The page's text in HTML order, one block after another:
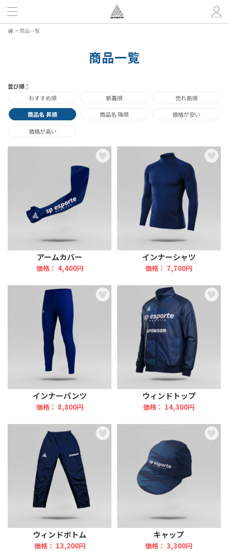
> 商品一覧
商品一覧
並び順：
おすすめ順
新着順 売れ筋順
商品名 昇順 商品名 降順 価格が安い
価格が高い
アームカバー
価格： 4,400円
インナーシャツ
価格： 7,700円
インナーパンツ
価格： 8,800円
ウィンドトップ
価格： 14,300円
ウィンドボトム
価格： 13,200円
キャップ
価格： 3,300円